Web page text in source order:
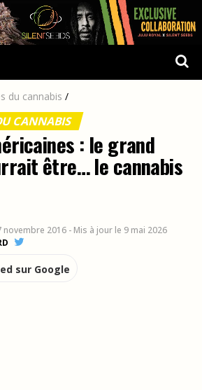
du cannabis /
CANNABIS
: le grand
être… le cannabis
novembre 2016 - Mis à jour le 9 mai 2026
sur Google